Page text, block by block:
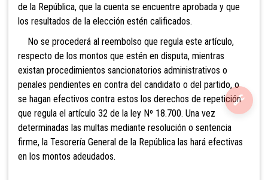
de la República, que la cuenta se encuentre aprobada y que
los resultados de la elección estén calificados.
No se procederá al reembolso que regula este artículo,
respecto de los montos que estén en disputa, mientras
existan procedimientos sancionatorios administrativos o
penales pendientes en contra del candidato o del partido, o
se hagan efectivos contra estos los derechos de repetición
que regula el artículo 32 de la ley Nº 18.700. Una vez
determinadas las multas mediante resolución o sentencia
firme, la Tesorería General de la República las hará efectivas
en los montos adeudados.